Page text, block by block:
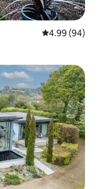
평점 4.99점(5
4.99 (94)